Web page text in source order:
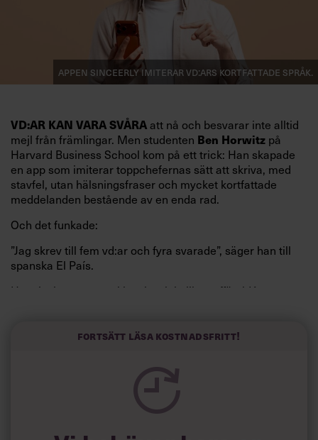
Appen Sinceerly imiterar vd:ars kortfattade språk.
VD:AR KAN VARA SVÅRAatt nå och besvarar inte alltid
mejl från främlingar. Men studenten Ben Horwitz på
Harvard Business School kom på ett trick: Han skapade
en app som imiterar toppchefernas sätt att skriva, med
stavfel, utan hälsningsfraser och mycket kortfattade
meddelanden bestående av en enda rad.
Och det funkade:
”Jag skrev till fem vd:ar och fyra svarade”, säger han till
spanska El País.
Horwitz har nu utvecklat sitt trick till en affärsidé: appen
kortfattat slarviga vd-stilen.
Fortsätt läsa kostnadsfritt!